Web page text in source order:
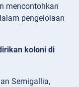
mencontohkan
pengelolaan
koloni di
Semigallia,